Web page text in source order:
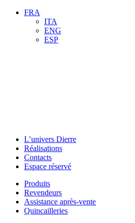
FRA
ITA
ENG
ESP
L’univers Dierre
Réalisations
Contacts
Espace réservé
Produits
Revendeurs
Assistance après-vente
Quincailleries